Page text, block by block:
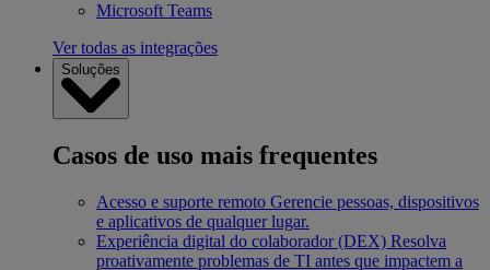
Microsoft Teams
Ver todas as integrações
Soluções
Casos de uso mais frequentes
Acesso e suporte remoto Gerencie pessoas, dispositivos
e aplicativos de qualquer lugar.
Experiência digital do colaborador (DEX) Resolva
proativamente problemas de TI antes que impactem a